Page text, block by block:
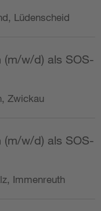
Lüdenscheid
(m/w/d) als SOS-
Zwickau
(m/w/d) als SOS-
Immenreuth